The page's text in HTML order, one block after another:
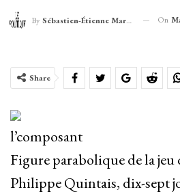
By Sébastien-Étienne Marechal On
Share
l’composant
Figure parabolique de la jeu
Philippe Quintais, dix-sept